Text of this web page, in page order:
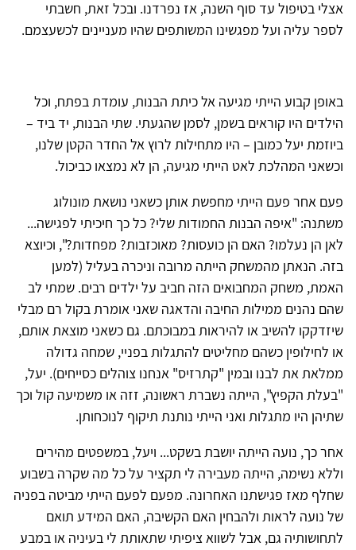
אצלי בטיפול עד סוף השנה, אז נפרדנו. ובכל זאת, חשבתי
לספר עליה ועל מפגשינו המשותפים שהיו מעניינים לכשעצמם.
באופן קבוע הייתי מגיעה אל כיתת הבנות, עומדת בפתח, וכל
הילדים היו קוראים בשמן, לסמן שהגעתי. שתי הבנות, יד ביד –
ביוזמת יעל כמובן – היו מתחילות לרוץ אל החדר הקטן שלנו,
וכשאני המהלכת לאט הייתי מגיעה, הן לא נמצאו כביכול.
פעם אחר פעם הייתי מחפשת אותן כשאני נושאת מונולוג
משתנה: "איפה הבנות החמודות שלי? כל כך חיכיתי לפגישה...
לאן הן נעלמו? האם הן כועסות? מאוכזבות? מפחדות?", וכיוצא
בזה. הנאתן מהמשחק הייתה מרובה וניכרה בעליל (למען
האמת, משחק המחבואים הזה חביב על ילדים רבים. שמתי לב
שהם נהנים ממילות החיבה והדאגה שאני אומרת בקול רם מבלי
שיזדקקו להשיב או להיראות במבוכתם. גם כשאני מוצאת אותם,
או לחילופין כשהם מחליטים להתגלות בפניי, שמחה גדולה
ממלאת את לבנו ובמין "קתרזיס" אנחנו צוהלים כסייחים). יעל,
"בעלת הקפיץ", הייתה נשברת ראשונה, זזה או משמיעה קול וכך
שתיהן היו מתגלות ואני הייתי נותנת תיקוף לנוכחותן.
אחר כך, נועה הייתה יושבת בשקט... ויעל, במשפטים מהירים
וללא נשימה, הייתה מעבירה לי תקציר על כל מה שקרה בשבוע
שחלף מאז פגישתנו האחרונה. מפעם לפעם הייתי מביטה בפניה
של נועה לראות ולהבחין האם הקשיבה, האם המידע תואם
לתחושותיה גם, אבל לשווא ציפיתי שתאותת לי בעיניה או במבע